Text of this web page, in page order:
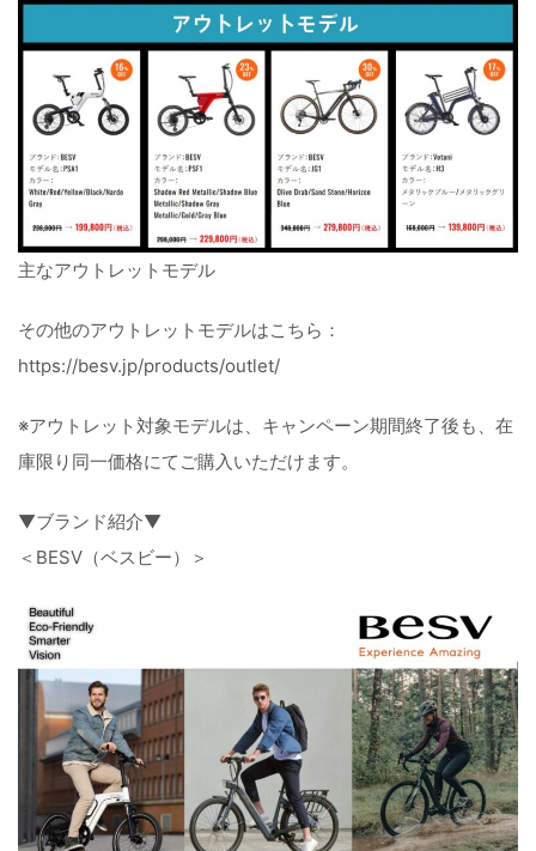
主なアウトレットモデル
その他のアウトレットモデルはこちら：
https://besv.jp/products/outlet/
※アウトレット対象モデルは、キャンペーン期間終了後も、在
庫限り同一価格にてご購入いただけます。
▼ブランド紹介▼
＜BESV（ベスビー）＞